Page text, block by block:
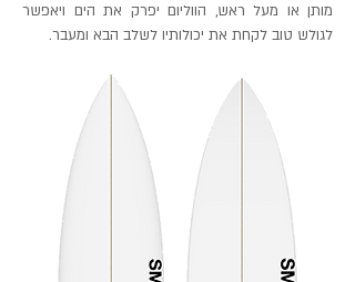
מותן או מעל ראש, הווליום יפרק את הים ויאפשר
לגולש טוב לקחת את יכולותיו לשלב הבא ומעבר.